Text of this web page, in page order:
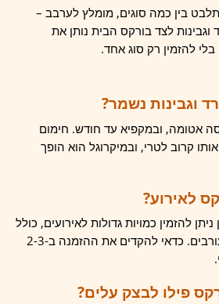
בין כמה סוגים, מומלץ לערבב –
לצד בורקס הבית נותן את
להזמין רק סוג אחד.
וגבינות נשמר?
בקופסה אטומה, ובמקפיא עד חודש. חימום
קרוב לטרי, ובמיקרוגל הוא הופך
לאירוע?
להזמין כמויות גדולות לאירועים, כולל
מגשי מאפים מלוחים מעורבים. כדאי להקדים את ההזמנה ב-2-3
פילו לבצק עלים?